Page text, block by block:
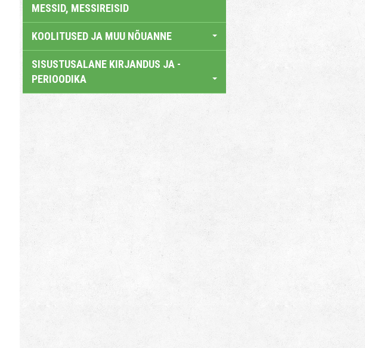
MESSID, MESSIREISID
KOOLITUSED JA MUU NÕUANNE
SISUSTUSALANE KIRJANDUS JA -
PERIOODIKA